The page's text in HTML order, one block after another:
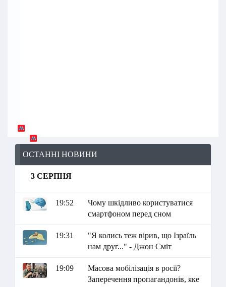
ОСТАННІ НОВИНИ
3 СЕРПНЯ
19:52
Чому шкідливо користуватися
смартфоном перед сном
19:31
"Я колись теж вірив, що Ізраїль
нам друг..." - Джон Сміт
19:09
Масова мобілізація в росії?
Заперечення пропагандонів, яке